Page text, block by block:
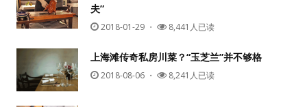
夫”
2018-01-29 ・ 8,441人已读
上海滩传奇私房川菜？“玉芝兰”并不够格
2018-08-06 ・ 8,241人已读